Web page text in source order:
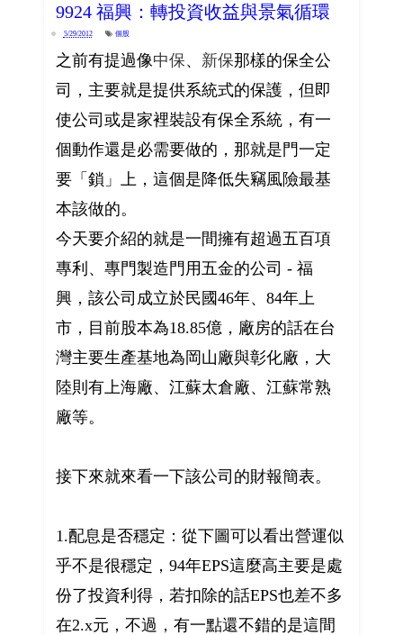
9924 福興：轉投資收益與景氣循環
5/29/2012 個股
之前有提過像中保、 新保那樣的保全公
司，主要就是提供系統式的保護，但即
使公司或是家裡裝設有保全系統，有一
個動作還是必需要做的，那就是門一定
要「鎖」上，這個是降低失竊風險最基
本該做的。
今天要介紹的就是一間擁有超過五百項
專利、專門製造門用五金的公司 - 福
興，該公司成立於民國46年、84年上
市，目前股本為18.85億，廠房的話在台
灣主要生產基地為岡山廠與彰化廠，大
陸則有上海廠、江蘇太倉廠、江蘇常熟
廠等。
接下來就來看一下該公司的財報簡表。
1.配息是否穩定：從下圖可以看出營運似
乎不是很穩定，94年EPS這麼高主要是處
份了投資利得，若扣除的話EPS也差不多
在2.x元，不過，有一點還不錯的是這間